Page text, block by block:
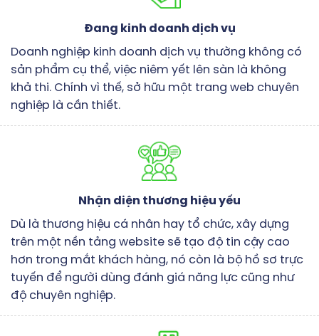
Đang kinh doanh dịch vụ
Doanh nghiệp kinh doanh dịch vụ thường không có
sản phẩm cụ thể, việc niêm yết lên sàn là không
khả thi. Chính vì thế, sở hữu một trang web chuyên
nghiệp là cần thiết.
Nhận diện thương hiệu yếu
Dù là thương hiệu cá nhân hay tổ chức, xây dựng
trên một nền tảng website sẽ tạo độ tin cậy cao
hơn trong mắt khách hàng, nó còn là bộ hồ sơ trực
tuyến để người dùng đánh giá năng lực cũng như
độ chuyên nghiệp.